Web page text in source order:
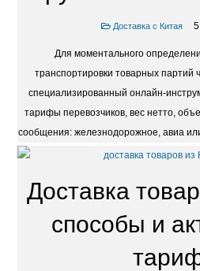
Доставка с Китая
Для моментального
транспортировки товарных партий
специализированный онлайн-
тарифы перевозчиков, вес нетто,
сообщения: железнодорожное, авиа
Доставка
способы и